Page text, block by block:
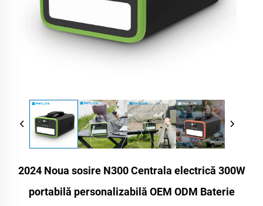
2024 Noua sosire N300 Centrala electrică 300W
portabilă personalizabilă OEM ODM Baterie